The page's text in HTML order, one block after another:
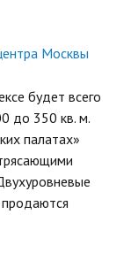
будет всего
до 350 кв. м.
палатах»